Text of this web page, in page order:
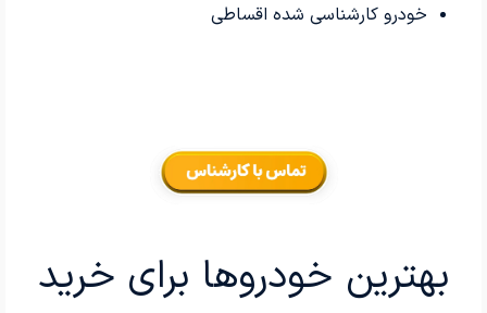
خودرو کارشناسی شده اقساطی
بهترین خودروها برای خرید